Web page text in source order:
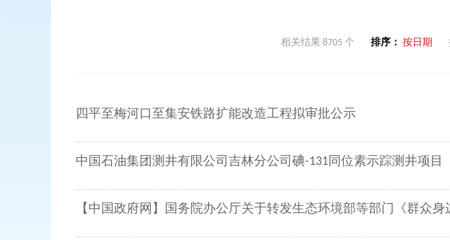
相关结果 8705 个 排序： 按日期
四平至梅河口至集安铁路扩能改造工程拟审批公示
中国石油集团测井有限公司吉林分公司碘-131同位素示踪测井项目
【中国政府网】国务院办公厅关于转发生态环境部等部门《群众